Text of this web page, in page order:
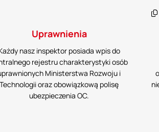
Uprawnienia
nasz inspektor posiada wpis do
rejestru charakterystyki osób
Ministerstwa Rozwoju i
Technologii oraz obowiązkową polisę
ubezpieczenia OC.